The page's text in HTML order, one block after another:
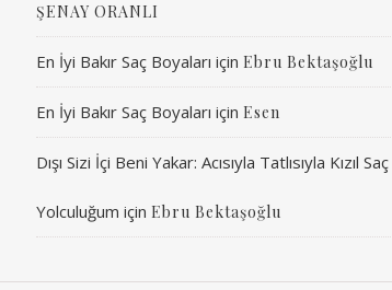
ŞENAY ORANLI
En İyi Bakır Saç Boyaları için Ebru Bektaşoğlu
En İyi Bakır Saç Boyaları için Esen
Dışı Sizi İçi Beni Yakar: Acısıyla Tatlısıyla Kızıl Saç
Yolculuğum için Ebru Bektaşoğlu